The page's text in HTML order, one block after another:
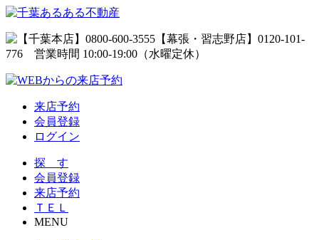
来店予約
会員登録
ログイン
探 す
会員登録
来店予約
ＴＥＬ
MENU